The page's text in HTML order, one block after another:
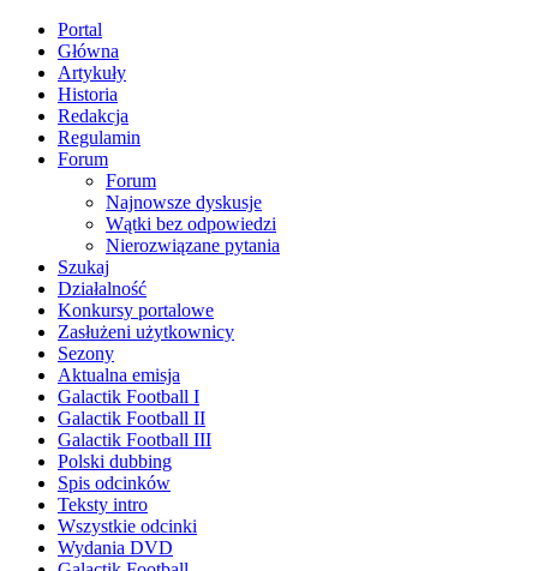
Portal
Główna
Artykuły
Historia
Redakcja
Regulamin
Forum
Forum
Najnowsze dyskusje
Wątki bez odpowiedzi
Nierozwiązane pytania
Szukaj
Działalność
Konkursy portalowe
Zasłużeni użytkownicy
Sezony
Aktualna emisja
Galactik Football I
Galactik Football II
Galactik Football III
Polski dubbing
Spis odcinków
Teksty intro
Wszystkie odcinki
Wydania DVD